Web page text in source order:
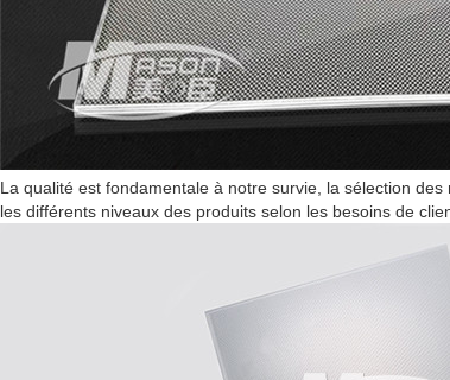
La qualité est fondamentale à notre survie, la sélection
les différents niveaux des produits selon les besoins de